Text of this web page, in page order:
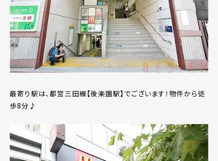
最寄り駅は、都営三田線【後楽園駅】でございます！物件から徒
歩8分♪